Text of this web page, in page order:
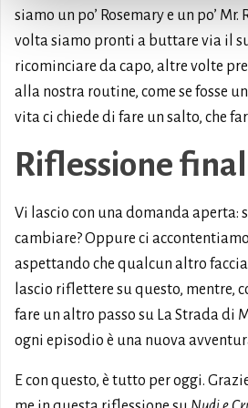
siamo un po’ Rosemary e un po’ Mr.
volta siamo pronti a buttare via il
ricominciare da capo, altre volte
alla nostra routine, come se fosse
vita ci chiede di fare un salto, che
Riflessione
Vi lascio con una domanda aperta:
cambiare? Oppure ci accontentiamo
aspettando che qualcun altro
lascio riflettere su questo, mentre,
fare un altro passo su La Strada di
ogni episodio è una nuova
E con questo, è tutto per oggi.